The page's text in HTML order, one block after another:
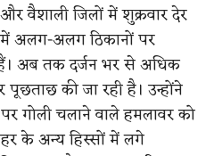
वैशाली जिलों में शुक्रवार देर
अलग-अलग ठिकानों पर
हैं। अब तक दर्जन भर से अधिक
की जा रही है। उन्होंने
गोली चलाने वाले हमलावर को
के अन्य हिस्सों में लगे